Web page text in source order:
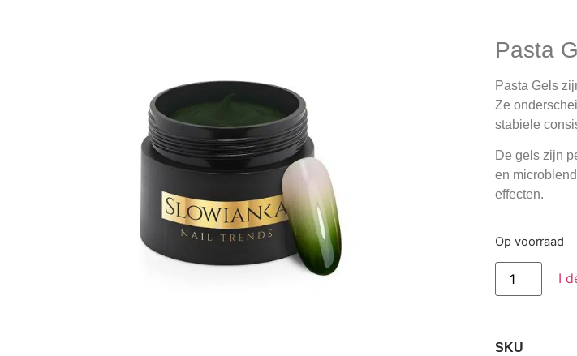
Pasta
Pasta Gels
Ze
stabiele
De gels zijn
en
effecten.
Op voorraad
I
SKU